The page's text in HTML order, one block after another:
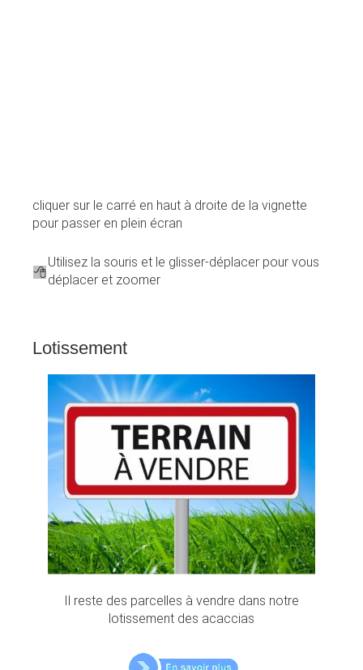
cliquer sur le carré en haut à droite de la vignette
pour passer en plein écran
Utilisez la souris et le glisser-déplacer pour vous
déplacer et zoomer
Lotissement
Il reste des parcelles à vendre dans notre
lotissement des acaccias